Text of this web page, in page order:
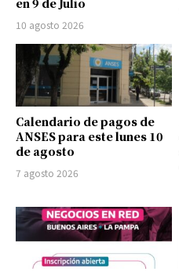
en 9 de Julio
10 agosto 2026
Calendario de pagos de
ANSES para este lunes 10
de agosto
7 agosto 2026